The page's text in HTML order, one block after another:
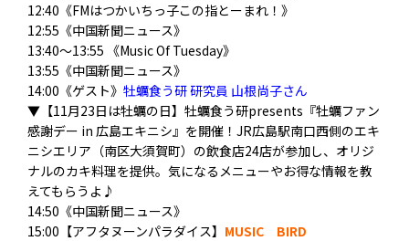
12:40《FMはつかいちっ子この指とーまれ！》
12:55《中国新聞ニュース》
13:40〜13:55 《Music Of Tuesday》
13:55《中国新聞ニュース》
14:00《ゲスト》 牡蠣食う研 研究員 山根尚子さん
▼【11月23日は牡蠣の日】牡蠣食う研presents『牡蠣ファン
感謝デー in 広島エキニシ』を開催！JR広島駅南口西側のエキ
ニシエリア（南区大須賀町）の飲食店24店が参加し、オリジ
ナルのカキ料理を提供。気になるメニューやお得な情報を教
えてもらうよ♪
14:50《中国新聞ニュース》
15:00【アフタヌーンパラダイス】 MUSIC BIRD